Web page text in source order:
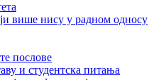
више нису у радном односу
послове
и студентска питања